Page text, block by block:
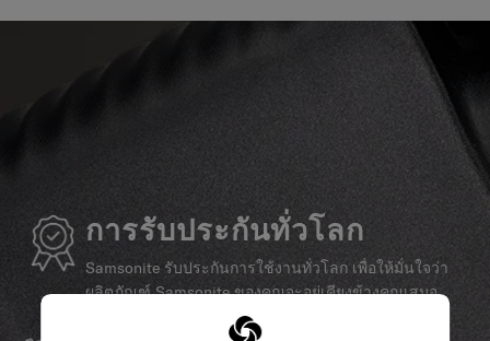
การรับประกันทั่วโลก
Samsonite รับประกันการใช้งานทั่วโลก เพื่อให้มั่นใจว่า
ผลิตภัณฑ์ Samsonite ของคุณจะอยู่เคียงข้างคุณเสมอ
บริการและซ่อมแซม